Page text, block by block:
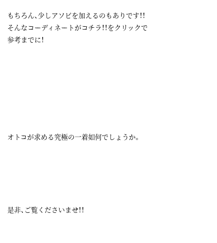
もちろん、少しアソビを加えるのもありです！！
そんなコーディネートがコチラ！！ をクリックで
参考までに！
オトコが求める究極の一着如何でしょうか。
是非、ご覧くださいませ！！